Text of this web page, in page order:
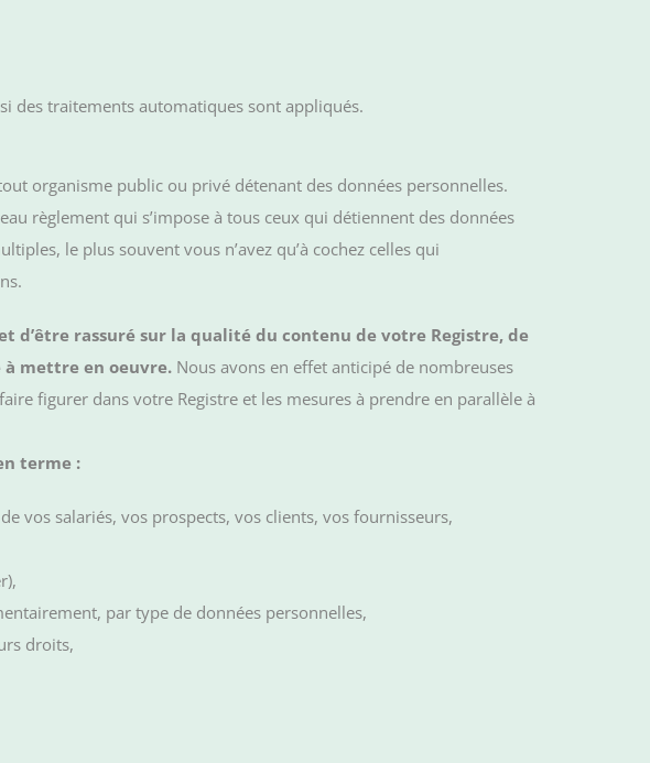
des traitements automatiques sont appliqués.
organisme public ou privé détenant des données personnelles.
règlement qui s’impose à tous ceux qui détiennent des données
le plus souvent vous n’avez qu’à cochez celles qui
rassuré sur la qualité du contenu de votre Registre, de
à mettre en oeuvre. Nous avons en effet anticipé de nombreuses
figurer dans votre Registre et les mesures à prendre en parallèle à
terme :
vos salariés, vos prospects, vos clients, vos fournisseurs,
par type de données personnelles,
droits,